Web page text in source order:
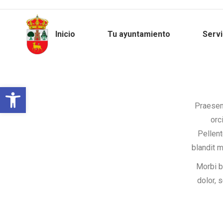
Abrir barra de herramientas
Inicio Tu ayuntamiento
blandit
Morbi
dolor,